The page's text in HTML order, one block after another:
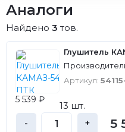
Аналоги
Найдено 3 тов.
Глушитель
Артикул:
5 539 ₽
13 шт.
- + 5